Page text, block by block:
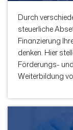
Durch
steuerliche
Finanzierung
denken. Hier
Förderungs-
Weiterbildung